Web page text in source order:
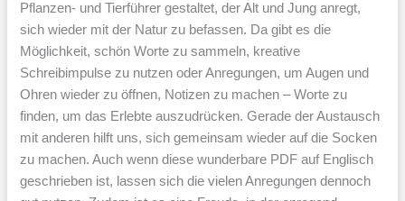
Pflanzen- und Tierführer gestaltet, der Alt und Jung anregt,
sich wieder mit der Natur zu befassen. Da gibt es die
Möglichkeit, schön Worte zu sammeln, kreative
Schreibimpulse zu nutzen oder Anregungen, um Augen und
Ohren wieder zu öffnen, Notizen zu machen – Worte zu
finden, um das Erlebte auszudrücken. Gerade der Austausch
mit anderen hilft uns, sich gemeinsam wieder auf die Socken
zu machen. Auch wenn diese wunderbare PDF auf Englisch
geschrieben ist, lassen sich die vielen Anregungen dennoch